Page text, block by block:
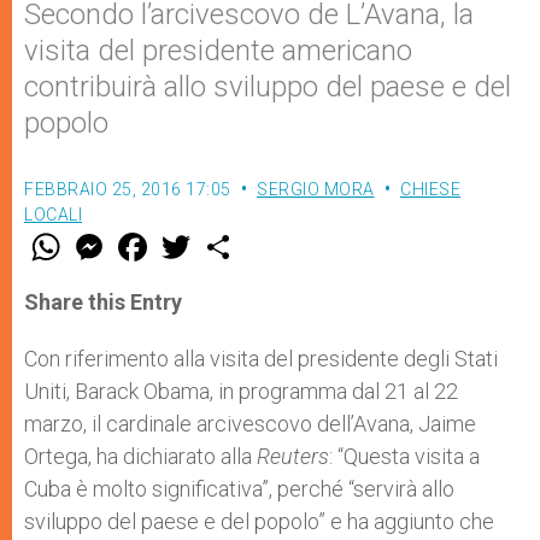
Secondo l’arcivescovo de L’Avana, la
visita del presidente americano
contribuirà allo sviluppo del paese e del
popolo
FEBBRAIO 25, 2016 17:05 SERGIO MORA
CHIESE
LOCALI
W
t
s
p
p
M
e
s
e
g
e
r
F
a
e
b
o
k
w
r
Share this Entry
Con riferimento alla visita del presidente degli Stati
Uniti, Barack Obama, in programma dal 21 al 22
marzo, il cardinale arcivescovo dell’Avana, Jaime
Ortega, ha dichiarato alla Reuters: “Questa visita a
Cuba è molto significativa”, perché “servirà allo
sviluppo del paese e del popolo” e ha aggiunto che